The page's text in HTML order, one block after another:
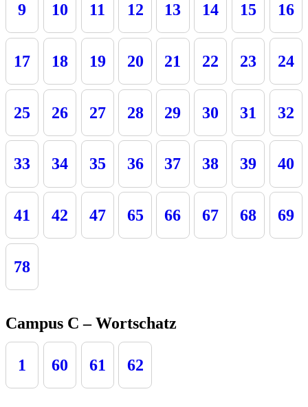
9 10 11 12 13 14 15 16
17 18 19 20 21 22 23 24
25 26 27 28 29 30 31 32
33 34 35 36 37 38 39 40
41 42 47 65 66 67 68 69
78
Campus C – Wortschatz
1 60 61 62